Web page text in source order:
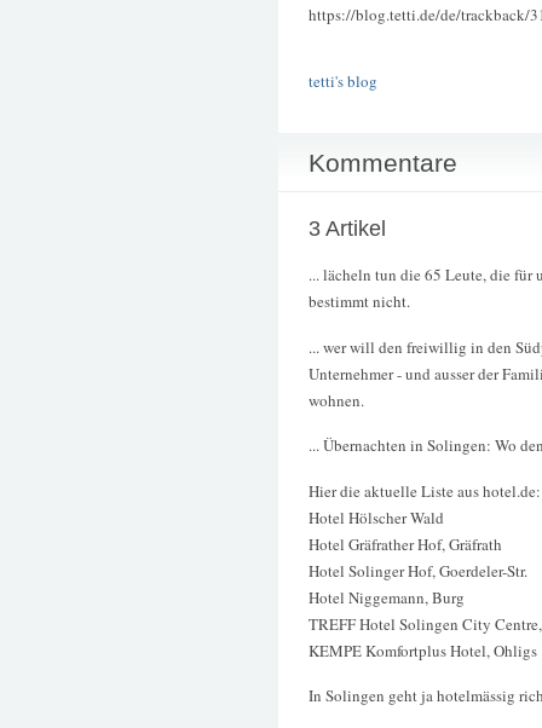
https://blog.tetti.de/de/trackback/
tetti's blog
Kommentare
3 Artikel
... lächeln tun die 65 Leute, die für
bestimmt nicht.
... wer will den freiwillig in den
Unternehmer - und ausser der
wohnen.
... Übernachten in Solingen: Wo
Hier die aktuelle Liste aus hotel.de:
Hotel Hölscher Wald
Hotel Gräfrather Hof, Gräfrath
Hotel Solinger Hof, Goerdeler-Str.
Hotel Niggemann, Burg
TREFF Hotel Solingen City
KEMPE Komfortplus Hotel, Ohligs
In Solingen geht ja hotelmässig